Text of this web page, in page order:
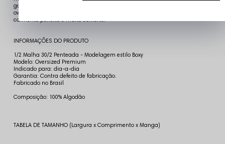
garante um conforto superior, a gola redonda careca, mangas curtas
oversized, costuras reforçadas, confeccionada em Algodão, proporcionando
caimento perfeito e muito conforto.
INFORMAÇÕES DO PRODUTO
1/2 Malha 30/2 Penteada - Modelagem estilo Boxy
Modelo: Oversized Premium
Indicado para: dia-a-dia
Garantia: Contra defeito de fabricação.
Fabricado no Brasil
Composição: 100% Algodão
TABELA DE TAMANHO (Largura x Comprimento x Manga)